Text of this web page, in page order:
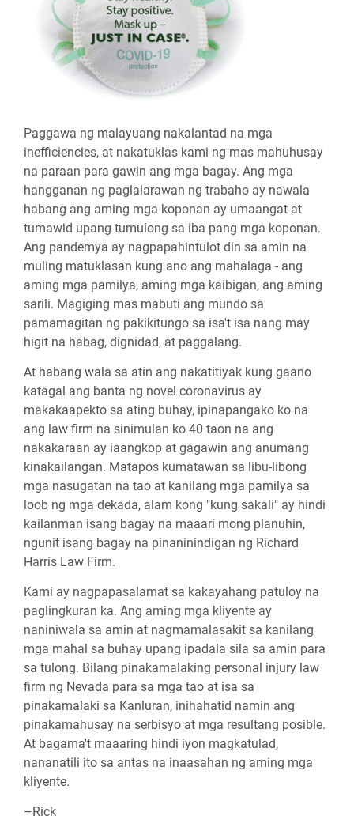
Paggawa ng malayuang nakalantad na mga
inefficiencies, at nakatuklas kami ng mas mahuhusay
na paraan para gawin ang mga bagay. Ang mga
hangganan ng paglalarawan ng trabaho ay nawala
habang ang aming mga koponan ay umaangat at
tumawid upang tumulong sa iba pang mga koponan.
Ang pandemya ay nagpapahintulot din sa amin na
muling matuklasan kung ano ang mahalaga - ang
aming mga pamilya, aming mga kaibigan, ang aming
sarili. Magiging mas mabuti ang mundo sa
pamamagitan ng pakikitungo sa isa't isa nang may
higit na habag, dignidad, at paggalang.
At habang wala sa atin ang nakatitiyak kung gaano
katagal ang banta ng novel coronavirus ay
makakaapekto sa ating buhay, ipinapangako ko na
ang law firm na sinimulan ko 40 taon na ang
nakakaraan ay iaangkop at gagawin ang anumang
kinakailangan. Matapos kumatawan sa libu-libong
mga nasugatan na tao at kanilang mga pamilya sa
loob ng mga dekada, alam kong "kung sakali" ay hindi
kailanman isang bagay na maaari mong planuhin,
ngunit isang bagay na pinaninindigan ng Richard
Harris Law Firm.
Kami ay nagpapasalamat sa kakayahang patuloy na
paglingkuran ka. Ang aming mga kliyente ay
naniniwala sa amin at nagmamalasakit sa kanilang
mga mahal sa buhay upang ipadala sila sa amin para
sa tulong. Bilang pinakamalaking personal injury law
firm ng Nevada para sa mga tao at isa sa
pinakamalaki sa Kanluran, inihahatid namin ang
pinakamahusay na serbisyo at mga resultang posible.
At bagama't maaaring hindi iyon magkatulad,
nananatili ito sa antas na inaasahan ng aming mga
kliyente.
–Rick